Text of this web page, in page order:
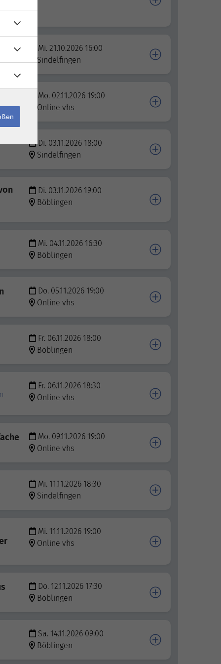
Mi. 21.10.2026 16:00
Sindelfingen
Mo. 02.11.2026 19:00
Online vhs
Di. 03.11.2026 18:00
Sindelfingen
Di. 03.11.2026 19:00
Böblingen
Mi. 04.11.2026 16:30
Böblingen
Do. 05.11.2026 19:00
Online vhs
Fr. 06.11.2026 18:00
Böblingen
Fr. 06.11.2026 18:30
Online vhs
Mo. 09.11.2026 19:00
Online vhs
Mi. 11.11.2026 18:30
Sindelfingen
Mi. 11.11.2026 19:00
Online vhs
Do. 12.11.2026 17:30
Böblingen
Sa. 14.11.2026 09:00
Böblingen